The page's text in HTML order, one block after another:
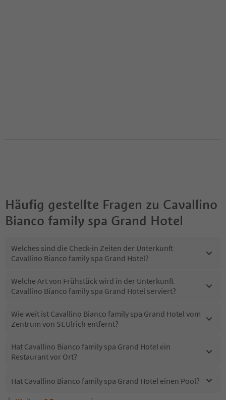
Häufig gestellte Fragen zu Cavallino
Bianco family spa Grand Hotel
Welches sind die Check-in Zeiten der Unterkunft
Cavallino Bianco family spa Grand Hotel?
Welche Art von Frühstück wird in der Unterkunft
Cavallino Bianco family spa Grand Hotel serviert?
Wie weit ist Cavallino Bianco family spa Grand Hotel vom
Zentrum von St.Ulrich entfernt?
Hat Cavallino Bianco family spa Grand Hotel ein
Restaurant vor Ort?
Hat Cavallino Bianco family spa Grand Hotel einen Pool?